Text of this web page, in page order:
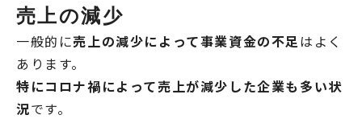
売上の減少
一般的に売上の減少によって事業資金の不足はよく
あります。
特にコロナ禍によって売上が減少した企業も多い状
況です。